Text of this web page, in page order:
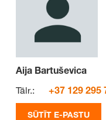
Aija Bartuševica
Tālr.:
+37 129 295
SŪTĪT E-PASTU